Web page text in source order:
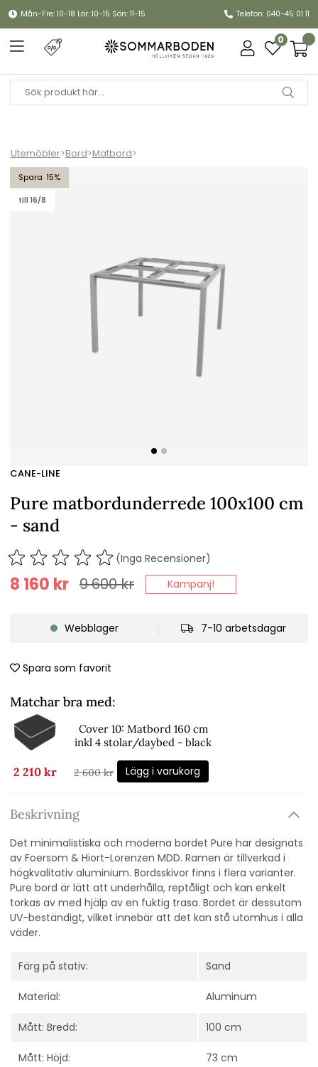
Mån-Fre: 10-18 Lör: 10-15 Sön: 11-15 Telefon: 040-45 01 11
0
Utemöbler>Bord>Matbord>
15
till 16/8
Pure matbordunderrede 100x100 cm - sand
CANE-LINE
Pure matbordunderrede 100x100 cm
- sand
(Inga Recensioner)
9 600kr
8 160 kr Kampanj!
Webblager 7-10 arbetsdagar
Spara som favorit
Matchar bra med:
Cover 10: Matbord 160 cm
inkl 4 stolar/daybed - black
2 210 kr 2 600 kr Lägg i varukorg
Beskrivning
Det minimalistiska och moderna bordet Pure har designats
av Foersom & Hiort-Lorenzen MDD. Ramen är tillverkad i
högkvalitativ aluminium. Bordsskivor finns i flera varianter.
Pure bord är lätt att underhålla, reptåligt och kan enkelt
torkas av med hjälp av en fuktig trasa. Bordet är dessutom
UV-beständigt, vilket innebär att det kan stå utomhus i alla
väder.
Färg på stativ: Sand
Material: Aluminum
Mått: Bredd: 100 cm
Mått: Höjd: 73 cm